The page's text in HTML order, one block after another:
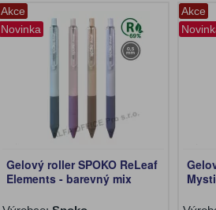
Akce
Novinka
Gelový roller SPOKO ReLeaf
Elements - barevný mix
Akce